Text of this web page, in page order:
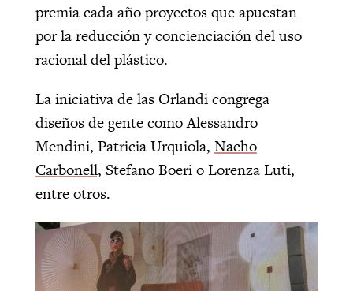
premia cada año proyectos que apuestan
por la reducción y concienciación del uso
racional del plástico.
La iniciativa de las Orlandi congrega
diseños de gente como Alessandro
Mendini, Patricia Urquiola, Nacho
Carbonell, Stefano Boeri o Lorenza Luti,
entre otros.